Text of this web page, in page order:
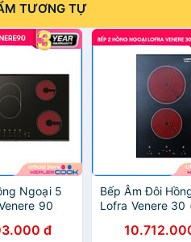
TƯƠNG TỰ
Ngoại 5
90
đ
Bếp Âm Đôi
Lofra Venere 30
Hãng